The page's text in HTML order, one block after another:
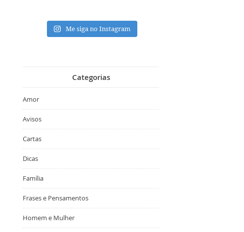
Me siga no Instagram
Categorias
Amor
Avisos
Cartas
Dicas
Família
Frases e Pensamentos
Homem e Mulher